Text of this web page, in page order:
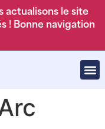
actualisons le site
! Bonne navigation